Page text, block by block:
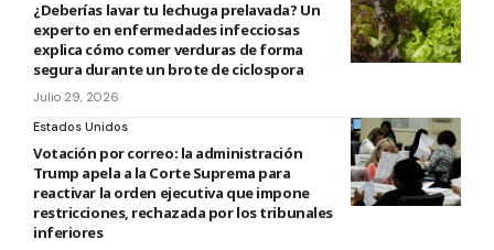
¿Deberías lavar tu lechuga prelavada? Un
experto en enfermedades infecciosas
explica cómo comer verduras de forma
segura durante un brote de ciclospora
Julio 29, 2026
Estados Unidos
Votación por correo: la administración
Trump apela a la Corte Suprema para
reactivar la orden ejecutiva que impone
restricciones, rechazada por los tribunales
inferiores